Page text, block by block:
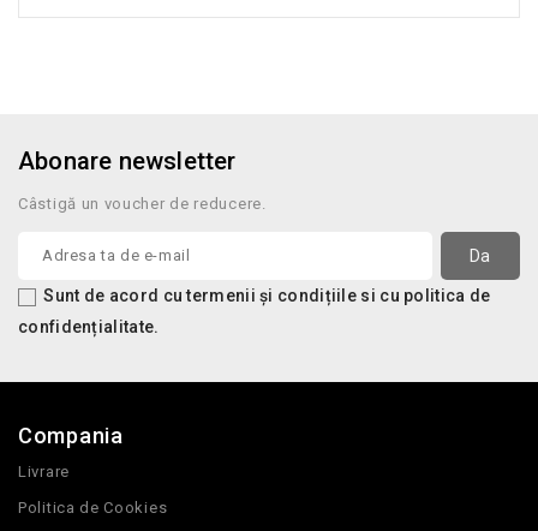
Abonare newsletter
Câstigă un voucher de reducere.
Sunt de acord cu termenii și condițiile si cu politica de
confidențialitate.
Compania
Livrare
Politica de Cookies